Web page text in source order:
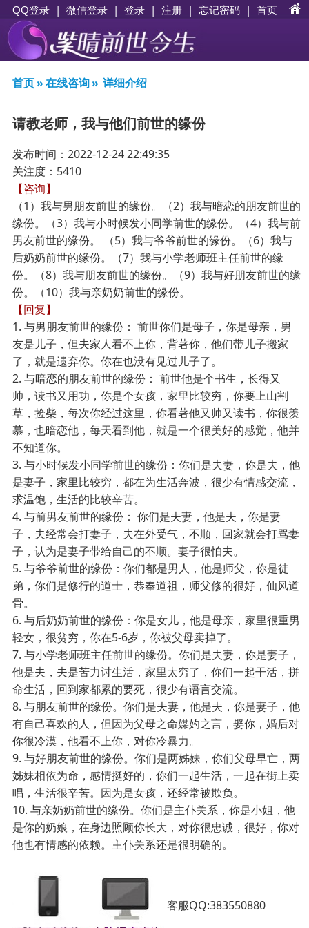
QQ登录 | 微信登录 | 登录 | 注册 | 忘记密码 | 首页
首页»在线咨询» 详细介绍
请教老师，我与他们前世的缘份
发布时间：2022-12-24 22:49:35
关注度：5410
【咨询】
（1）我与男朋友前世的缘份。（2）我与暗恋的朋友前世的
缘份。（3）我与小时候发小同学前世的缘份。（4）我与前
男友前世的缘份。 （5）我与爷爷前世的缘份。（6）我与
后奶奶前世的缘份。（7）我与小学老师班主任前世的缘
份。（8）我与朋友前世的缘份。（9）我与好朋友前世的缘
份。（10）我与亲奶奶前世的缘份。
【回复】
1. 与男朋友前世的缘份： 前世你们是母子，你是母亲，男
友是儿子，但夫家人看不上你，背著你，他们带儿子搬家
了，就是遗弃你。你在也没有见过儿子了。
2. 与暗恋的朋友前世的缘份： 前世他是个书生，长得又
帅，读书又用功，你是个女孩，家里比较穷，你要上山割
草，捡柴，每次你经过这里，你看著他又帅又读书，你很羡
慕，也暗恋他，每天看到他，就是一个很美好的感觉，他并
不知道你。
3. 与小时候发小同学前世的缘份：你们是夫妻，你是夫，他
是妻子，家里比较穷，都在为生活奔波，很少有情感交流，
求温饱，生活的比较辛苦。
4. 与前男友前世的缘份： 你们是夫妻，他是夫，你是妻
子，夫经常会打妻子，夫在外受气，不顺，回家就会打骂妻
子，认为是妻子带给自己的不顺。妻子很怕夫。
5. 与爷爷前世的缘份：你们都是男人，他是师父，你是徒
弟，你们是修行的道士，恭奉道祖，师父修的很好，仙风道
骨。
6. 与后奶奶前世的缘份：你是女儿，他是母亲，家里很重男
轻女，很贫穷，你在5-6岁，你被父母卖掉了。
7. 与小学老师班主任前世的缘份。你们是夫妻，你是妻子，
他是夫，夫是苦力讨生活，家里太穷了，你们一起干活，拼
命生活，回到家都累的要死，很少有语言交流。
8. 与朋友前世的缘份。你们是夫妻，他是夫，你是妻子，他
有自己喜欢的人，但因为父母之命媒妁之言，娶你，婚后对
你很冷漠，他看不上你，对你冷暴力。
9. 与好朋友前世的缘份。你们是两姊妹，你们父母早亡，两
姊妹相依为命，感情挺好的，你们一起生活，一起在街上卖
唱，生活很辛苦。因为是女孩，还经常被欺负。
10. 与亲奶奶前世的缘份。你们是主仆关系，你是小姐，他
是你的奶娘，在身边照顾你长大，对你很忠诚，很好，你对
他也有情感的依赖。主仆关系还是很明确的。
客服QQ:383550880